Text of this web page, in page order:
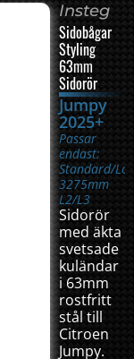
Insteg
Sidobågar
Styling
63mm
Sidorör
Jumpy
2025+
Passar
endast:
Standard/
3275mm
L2/L3
Sidorör
med äkta
svetsade
kuländar
i 63mm
rostfritt
stål till
Citroen
Jumpy.